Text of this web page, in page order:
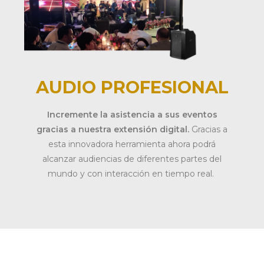
AUDIO PROFESIONAL
Incremente la asistencia a sus eventos
gracias a nuestra extensión digital. Gracias a
esta innovadora herramienta ahora podrá
alcanzar audiencias de diferentes partes del
mundo y con interacción en tiempo real.